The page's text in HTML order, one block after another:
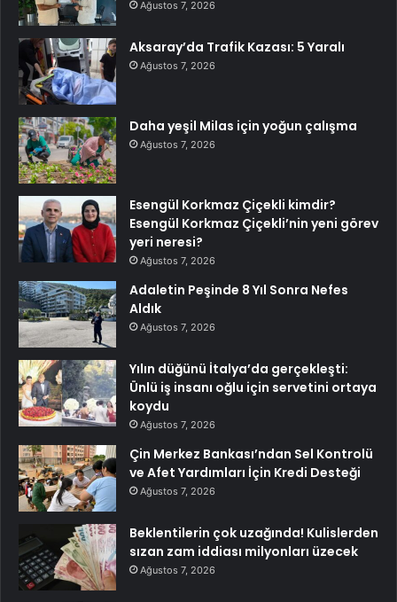
Ağustos 7, 2026
Aksaray’da Trafik Kazası: 5 Yaralı
Ağustos 7, 2026
Daha yeşil Milas için yoğun çalışma
Ağustos 7, 2026
Esengül Korkmaz Çiçekli kimdir?
Esengül Korkmaz Çiçekli’nin yeni görev
yeri neresi?
Ağustos 7, 2026
Adaletin Peşinde 8 Yıl Sonra Nefes
Aldık
Ağustos 7, 2026
Yılın düğünü İtalya’da gerçekleşti:
Ünlü iş insanı oğlu için servetini ortaya
koydu
Ağustos 7, 2026
Çin Merkez Bankası’ndan Sel Kontrolü
ve Afet Yardımları İçin Kredi Desteği
Ağustos 7, 2026
Beklentilerin çok uzağında! Kulislerden
sızan zam iddiası milyonları üzecek
Ağustos 7, 2026